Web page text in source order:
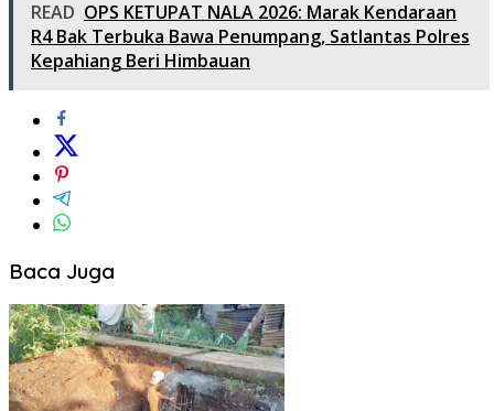
READ OPS KETUPAT NALA 2026: Marak Kendaraan
R4 Bak Terbuka Bawa Penumpang, Satlantas Polres
Kepahiang Beri Himbauan
Baca Juga